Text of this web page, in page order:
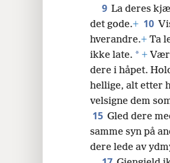
9 La deres
det gode.+ 10
hverandre.+ Ta
ikke late. * + Vær
dere i håpet.
hellige, alt etter
velsigne dem
15 Gled dere
samme syn på
dere lede av